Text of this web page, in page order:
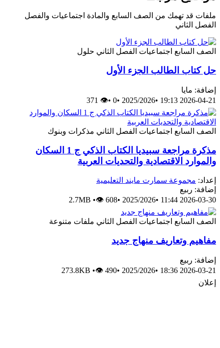
ملفات قد تهمك من الصف السابع والمادة اجتماعيات والفصل
الفصل الثاني
الصف السابع اجتماعيات الفصل الثاني حلول
حل كتاب الطالب الجزء الأول
إضافة: مايا
2026-04-21 19:13
•
2025/2026
•
0
•
👁 371
الصف السابع اجتماعيات الفصل الثاني مذكرات وبنوك
مذكرة مراجعة سبيديا الكتاب الذكي ج 1 السكان
والموارد الاقتصادية والتحديات العربية
إعداد: مجموعة سمارت مايند التعليمية
إضافة: ربيع
2026-03-30 11:44
•
2025/2026
•
2.7MB •👁 608
الصف السابع اجتماعيات الفصل الثاني ملفات متنوعة
مفاهيم وتعاريف منهاج جديد
إضافة: ربيع
2026-03-21 18:36
•
2025/2026
•
273.8KB •👁 490
إعلان